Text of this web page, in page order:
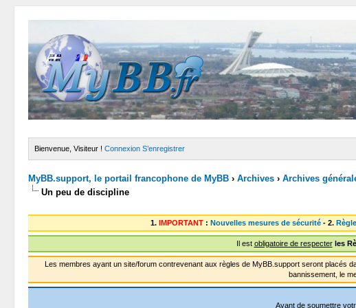
Bienvenue, Visiteur !Connexion S’enregistrer
MyBB.support, le portail francophone de MyBB ›Archives ›Archives
Un peu de discipline
1. IMPORTANT : Nouvelles mesures de sécurité - 2.
Il est obligatoire de respecter les
Les membres ayant un site/forum contrevenant aux règles de MyBB.support seront placés
bannissement, le
Avant de soumettre